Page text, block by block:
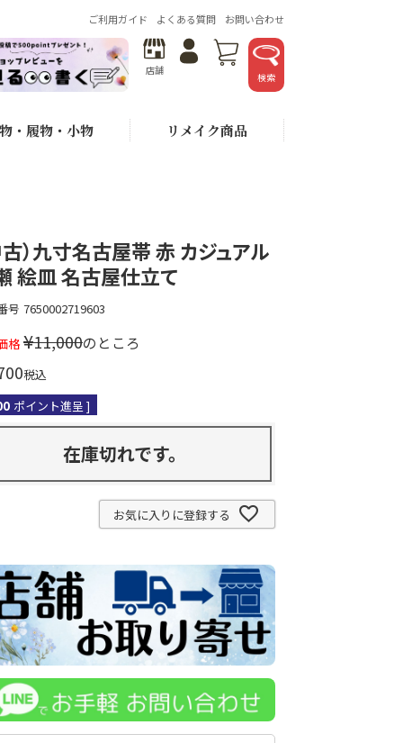
ご利用ガイド よくある質問 お問い合わせ
店舗
検索
・履物・小物 リメイク商品
古）九寸名古屋帯 赤 カジュアル
絵皿 名古屋仕立て
号 7650002719603
格 ¥11,000のところ
税込
ポイント進呈 ]
在庫切れです。
お気に入りに登録する